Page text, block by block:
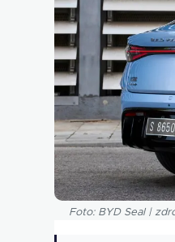
Foto: BYD Seal |